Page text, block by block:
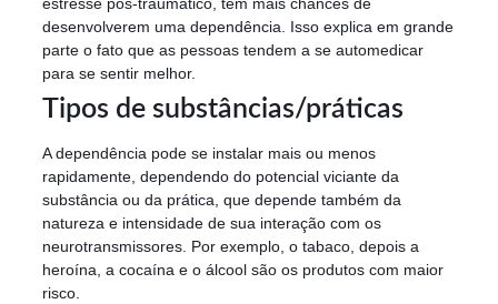
estresse pós-traumático, têm mais chances de
desenvolverem uma dependência. Isso explica em grande
parte o fato que as pessoas tendem a se automedicar
para se sentir melhor.
Tipos de substâncias/práticas
A dependência pode se instalar mais ou menos
rapidamente, dependendo do potencial viciante da
substância ou da prática, que depende também da
natureza e intensidade de sua interação com os
neurotransmissores. Por exemplo, o tabaco, depois a
heroína, a cocaína e o álcool são os produtos com maior
risco.